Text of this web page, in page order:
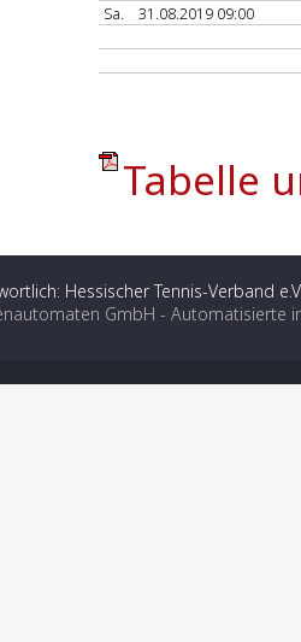
Sa. 31.08.2019 09:00
Tabelle
Hessischer Tennis-Verband
GmbH - Automatisierte